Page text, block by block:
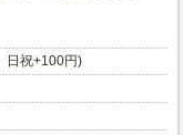
日祝+100円)